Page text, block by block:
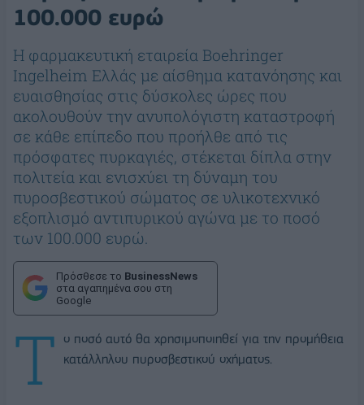
100.000 ευρώ
Η φαρμακευτική εταιρεία Boehringer
Ingelheim Ελλάς με αίσθημα κατανόησης και
ευαισθησίας στις δύσκολες ώρες που
ακολουθούν την ανυπολόγιστη καταστροφή
σε κάθε επίπεδο που προήλθε από τις
πρόσφατες πυρκαγιές, στέκεται δίπλα στην
πολιτεία και ενισχύει τη δύναμη του
πυροσβεστικού σώματος σε υλικοτεχνικό
εξοπλισμό αντιπυρικού αγώνα με το ποσό
των 100.000 ευρώ.
Πρόσθεσε το BusinessNews
στα αγαπημένα σου στη
Google
Τ
ο ποσό αυτό θα χρησιμοποιηθεί για την προμήθεια
κατάλληλου πυροσβεστικού οχήματος.